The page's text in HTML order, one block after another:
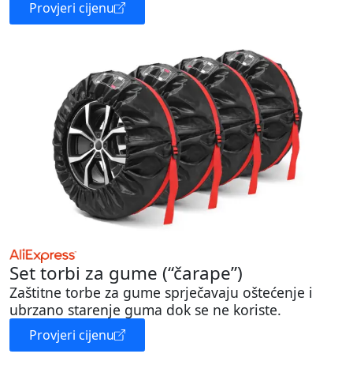
Provjeri cijenu
Set torbi za gume (“čarape”)
Zaštitne torbe za gume sprječavaju oštećenje i
ubrzano starenje guma dok se ne koriste.
Provjeri cijenu